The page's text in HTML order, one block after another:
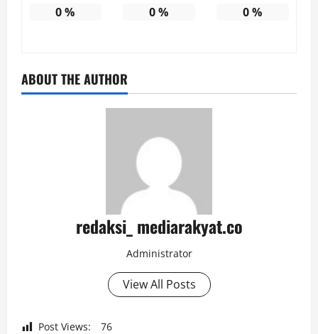
0% 0% 0%
ABOUT THE AUTHOR
redaksi_ mediarakyat.co
Administrator
View All Posts
Post Views: 76